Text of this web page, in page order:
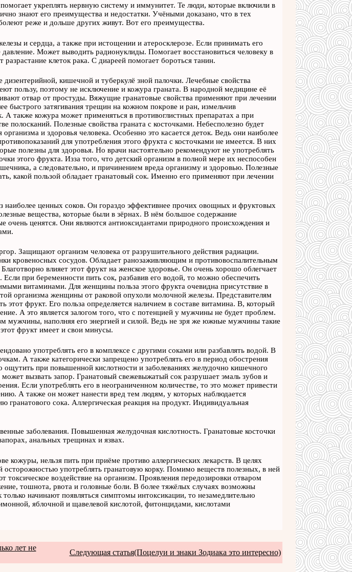
укреплять нервную систему и иммунитет. Те люди, которые включили в
знают его преимущества и недостатки. Учёными доказано, что в тех
реже и дольше других живут. Вот его преимущества.
и сердца, а также при истощении и атеросклерозе. Если принимать его
Может выводить радионуклиды. Помогает восстановиться человеку в
клеток рака. С диареей помогает бороться танин.
кишечной и туберкулё зной палочки. Лечебные свойства
пользу, поэтому не исключение и кожура граната. В народной медицине её
отвар от простуды. Вяжущие гранатовые свойства применяют при лечении
быстрого затягивания трещин на кожном покрове и ран, измельчив
также кожура может применяться в противоглистных препаратах а при
полосканий. Полезные свойства граната с косточками. Небесполезно будет
и здоровья человека. Особенно это касается деток. Ведь они наиболее
для употребления этого фрукта с косточками не имеется. В них
полезны для здоровья. Но врачи настоятельно рекомендуют не употреблять
этого фрукта. Изза того, что детский организм в полной мере их неспособен
а следовательно, и причинением вреда организму и здоровью. Полезные
какой пользой обладает гранатовый сок. Именно его применяют при лечении
наиболее ценных соков. Он гораздо эффективнее прочих овощных и фруктовых
вещества, которые были в зёрнах. В нём большое содержание
очень ценятся. Они являются антиоксидантами природного происхождения и
Защищают организм человека от разрушительного действия радиации.
кровеносных сосудов. Обладает ранозаживляющим и противовоспалительным
влияет этот фрукт на женское здоровье. Он очень хорошо облегчает
при беременности пить сок, разбавив его водой, то можно обеспечить
витаминами. Для женщины польза этого фрукта очевидна присутствие в
организма женщины от раковой опухоли молочной железы. Представителям
этот фрукт. Его польза определяется наличием в составе витамина. В, который
А это является залогом того, что с потенцией у мужчины не будет проблем.
мужчины, наполняя его энергией и силой. Ведь не зря же южные мужчины такие
фрукт имеет и свои минусы.
употреблять его в комплексе с другими соками или разбавлять водой. В
А также категорически запрещено употреблять его в период обострения
ощутить при повышенной кислотности и заболеваниях желудочно кишечного
вызвать запор. Гранатовый свежевыжатый сок разрушает эмаль зубов и
Если употреблять его в неограниченном количестве, то это может привести
А также он может нанести вред тем людям, у которых наблюдается
гранатового сока. Аллергическая реакция на продукт. Индивидуальная
заболевания. Повышенная желудочная кислотность. Гранатовые косточки
анальных трещинах и язвах.
кожуры, нельзя пить при приёме противо аллергических лекарств. В целях
осторожностью употреблять гранатовую корку. Помимо веществ полезных, в ней
токсическое воздействие на организм. Проявления передозировки отваром
тошнота, рвота и головные боли. В более тяжёлых случаях возможны
начинают появляться симптомы интоксикации, то незамедлительно
яблочной и щавелевой кислотой, фитонцидами, кислотами
лет не
Следующая статья(Поцелуи и знаки Зодиака это интересно)